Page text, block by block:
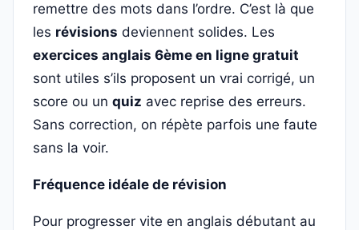
remettre des mots dans l’ordre. C’est là que
les révisions deviennent solides. Les
exercices anglais 6ème en ligne gratuit
sont utiles s’ils proposent un vrai corrigé, un
score ou un quiz avec reprise des erreurs.
Sans correction, on répète parfois une faute
sans la voir.
Fréquence idéale de révision
Pour progresser vite en anglais débutant au